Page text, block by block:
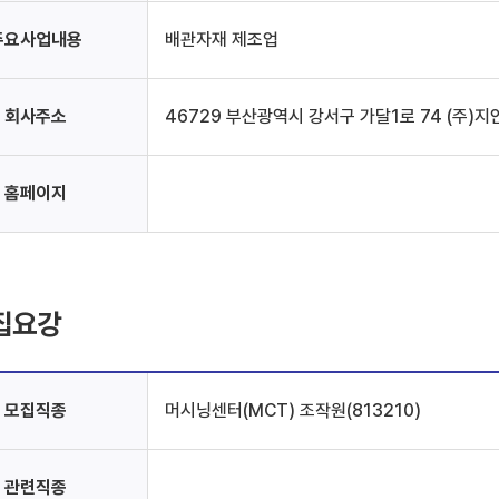
요사업내용 배관자재 제조업
회사주소 46729 부산광역시 강서구 가달1로 74 (주)지
홈페이지
요강
모집직종 머시닝센터(MCT) 조작원(813210)
관련직종